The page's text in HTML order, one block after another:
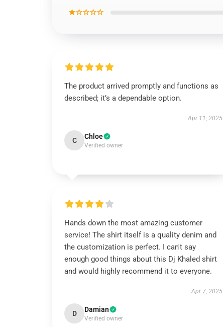
★☆☆☆☆
The product arrived promptly and functions as
described; it’s a dependable option.
Apr 11, 2025
C Chloe
Verified owner
Hands down the most amazing customer
service! The shirt itself is a quality denim and
the customization is perfect. I can't say
enough good things about this Dj Khaled shirt
and would highly recommend it to everyone.
Apr 7, 2025
D Damian
Verified owner